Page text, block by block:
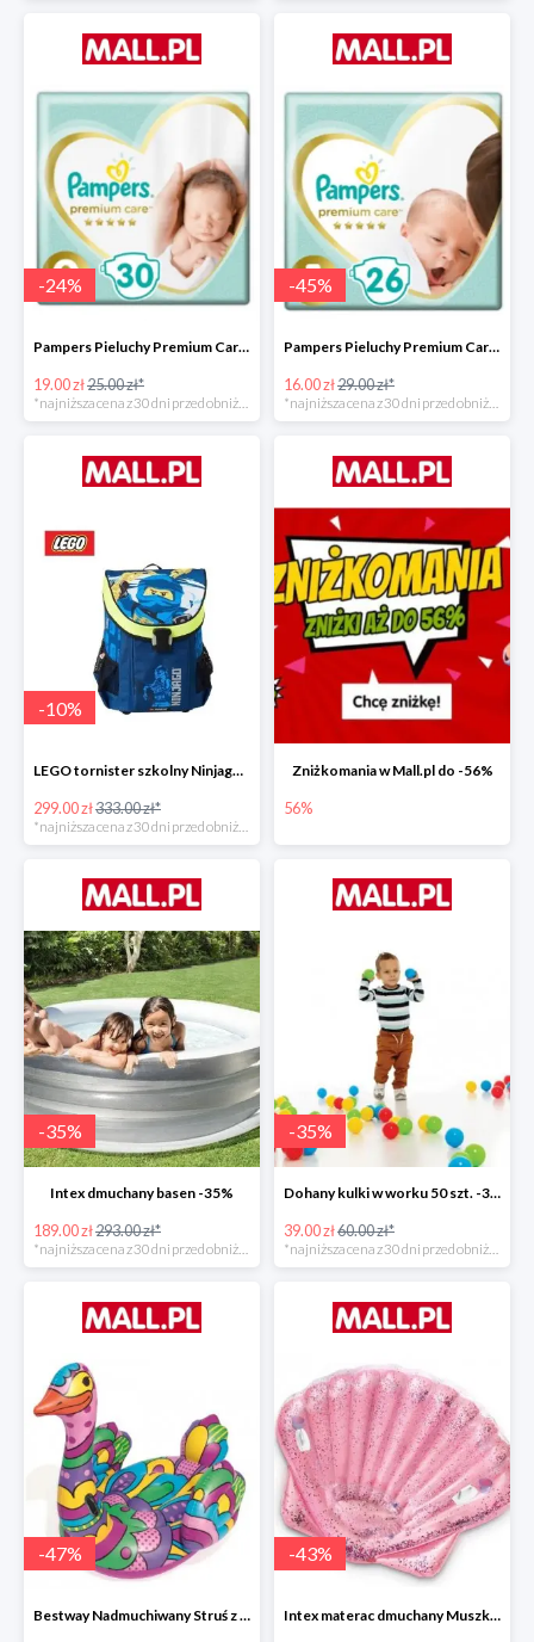
-24%
Pampers Pieluchy Premium Care 0 Newborn -24%
19.00 zł25.00 zł*
*najniższa cena z 30 dni przed obniżką
-45%
Pampers Pieluchy Premium Care 1 Newborn -44%
16.00 zł29.00 zł*
*najniższa cena z 30 dni przed obniżką
-10%
LEGO tornister szkolny Ninjago JAY of Lightning Easy
299.00 zł333.00 zł*
Zniżkomania w Mall.pl do -56%
56%
-35%
Intex dmuchany basen -35%
189.00 zł293.00 zł*
-35%
Dohany kulki w worku 50 szt. -35%
39.00 zł60.00 zł*
-47%
Bestway Nadmuchiwany Struś z uchwytami -47%
-43%
Intex materac dmuchany Muszka -42%